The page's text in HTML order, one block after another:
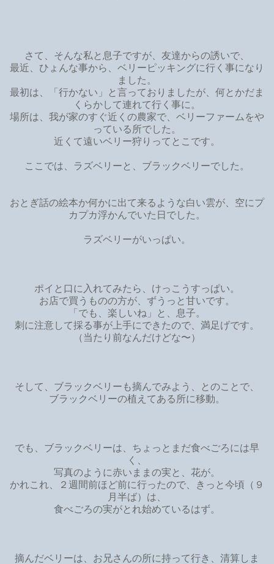
さて、そんな私と息子ですが、友達からの誘いで、
最近、ひょんな事から、ベリーピッキングに行く事になり
ました。
最初は、「行かない」と言っておりましたが、何とかだま
くらかして連れて行く事に。
場所は、我が家のすぐ近くの農家で、ベリーファームをや
っている所でした。
近くて遠いベリー狩りってとこです。
ここでは、ラズベリーと、ブラックベリーでした。
おとぎ話の絵本か何かに出て来るような白い雲が、空にプ
カプカ浮かんでいた日でした。
ラズベリーがいっぱい。
ポイと口に入れてみたら、けっこうすっぱい。
お店で買うものの方が、ずうっと甘いです。
「でも、楽しいね」
と、息子。
刺に注意して採る事が上手にできたので、満足げです。
（当たり前なんだけどな〜）
そして、ブラックベリーも摘んでみよう、とのことで、
ブラックベリーの植えてある所に移動。
でも、ブラックベリーは、ちょっとまだ食べごろには早
く、
写真のように赤いままの実と、花が。
かれこれ、２週間前ほど前に行ったので、きっと今頃（９
月半ば）は、
食べごろの実がとれ始めているはず。
摘んだベリーは、お兄さんの所に持って行き、清算しま